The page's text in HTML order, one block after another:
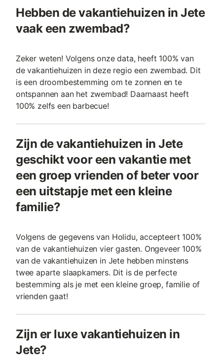
Hebben de vakantiehuizen in Jete
vaak een zwembad?
Zeker weten! Volgens onze data, heeft 100% van
de vakantiehuizen in deze regio een zwembad. Dit
is een droombestemming om te zonnen en te
ontspannen aan het zwembad! Daarnaast heeft
100% zelfs een barbecue!
Zijn de vakantiehuizen in Jete
geschikt voor een vakantie met
een groep vrienden of beter voor
een uitstapje met een kleine
familie?
Volgens de gegevens van Holidu, accepteert 100%
van de vakantiehuizen vier gasten. Ongeveer 100%
van de vakantiehuizen in Jete hebben minstens
twee aparte slaapkamers. Dit is de perfecte
bestemming als je met een kleine groep, familie of
vrienden gaat!
Zijn er luxe vakantiehuizen in
Jete?